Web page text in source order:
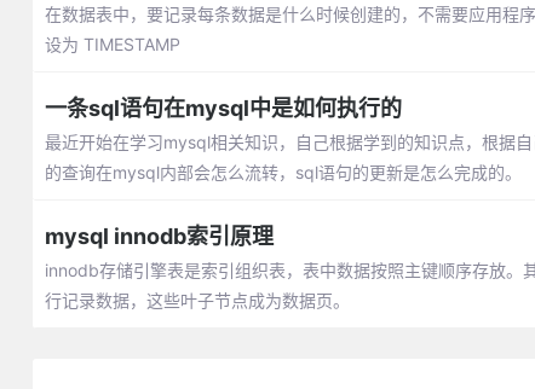
在数据表中，要记录每条数据是什么时候创建的，不需要应用程
设为 TIMESTAMP
一条sql语句在mysql中是如何执行的
最近开始在学习mysql相关知识，自己根据学到的知识点，根据
的查询在mysql内部会怎么流转，sql语句的更新是怎么完成的。
mysql innodb索引原理
innodb存储引擎表是索引组织表，表中数据按照主键顺序存放
行记录数据，这些叶子节点成为数据页。